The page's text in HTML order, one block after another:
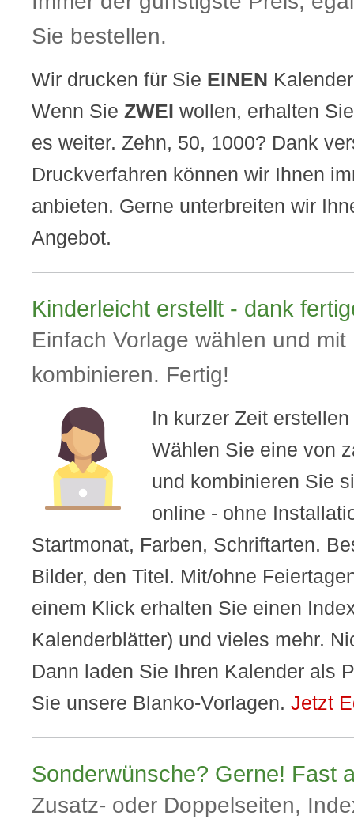
Sie bestellen.
Wir drucken für Sie EINEN
Wenn Sie ZWEI wollen, erhalten
es weiter. Zehn, 50, 1000? Dank
Druckverfahren können wir Ihnen
anbieten. Gerne unterbreiten wir
Angebot.
Kinderleicht erstellt - dank
Einfach Vorlage wählen und
kombinieren. Fertig!
In kurzer Zeit
Wählen Sie eine von
und kombinieren Sie
online - ohne
Startmonat, Farben, Schriftarten.
Bilder, den Titel. Mit/ohne
einem Klick erhalten Sie einen
Kalenderblätter) und vieles mehr.
Dann laden Sie Ihren Kalender als
Sie unsere Blanko-Vorlagen. Jetzt
Sonderwünsche? Gerne! Fast
Zusatz- oder Doppelseiten,